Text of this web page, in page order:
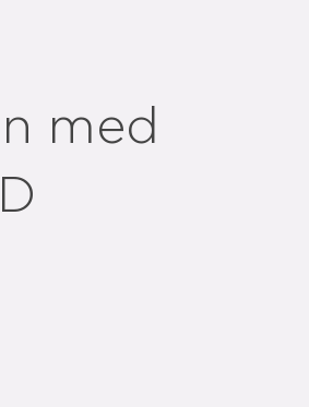
med